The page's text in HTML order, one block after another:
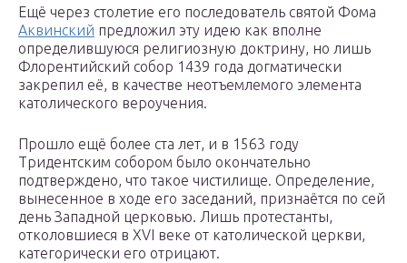
Ещё через столетие его последователь святой Фома
Аквинский предложил эту идею как вполне
определившуюся религиозную доктрину, но лишь
Флорентийский собор 1439 года догматически
закрепил её, в качестве неотъемлемого элемента
католического вероучения.
Прошло ещё более ста лет, и в 1563 году
Тридентским собором было окончательно
подтверждено, что такое чистилище. Определение,
вынесенное в ходе его заседаний, признаётся по сей
день Западной церковью. Лишь протестанты,
отколовшиеся в XVI веке от католической церкви,
категорически его отрицают.